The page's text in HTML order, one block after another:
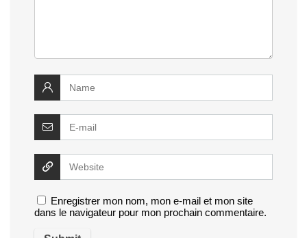
Enregistrer mon nom, mon e-mail et mon site
dans le navigateur pour mon prochain commentaire.